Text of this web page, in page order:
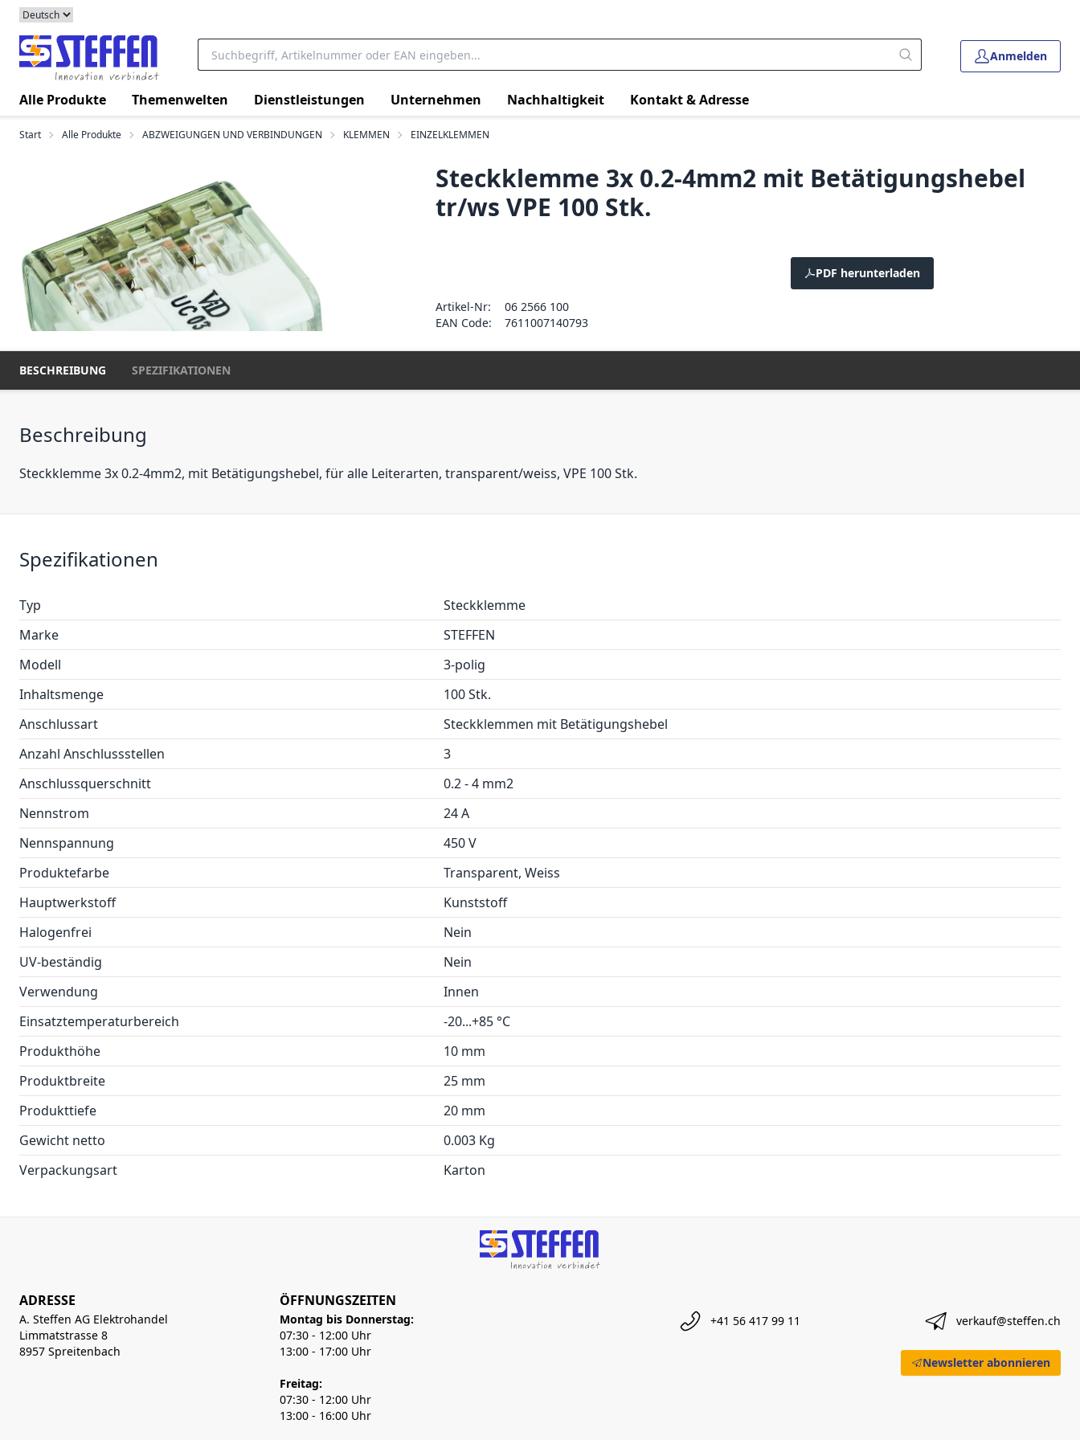
Anmelden
Alle Produkte Themenwelten Dienstleistungen Unternehmen Nachhaltigkeit Kontakt & Adresse
Start Alle Produkte ABZWEIGUNGEN UND VERBINDUNGEN KLEMMEN EINZELKLEMMEN
Steckklemme 3x 0.2-4mm2 mit Betätigungshebel
tr/ws VPE 100 Stk.
PDF herunterladen
Artikel-Nr:
06 2566 100
EAN Code:
7611007140793
BESCHREIBUNG SPEZIFIKATIONEN
Beschreibung
Steckklemme 3x 0.2-4mm2, mit Betätigungshebel, für alle Leiterarten, transparent/weiss, VPE 100 Stk.
Spezifikationen
Typ
Steckklemme
Marke
STEFFEN
Modell
3-polig
Inhaltsmenge
100 Stk.
Anschlussart
Steckklemmen mit Betätigungshebel
Anzahl Anschlussstellen
3
Anschlussquerschnitt
0.2 - 4 mm2
Nennstrom
24 A
Nennspannung
450 V
Produktefarbe
Transparent, Weiss
Hauptwerkstoff
Kunststoff
Halogenfrei
Nein
UV-beständig
Nein
Verwendung
Innen
Einsatztemperaturbereich
-20...+85 °C
Produkthöhe
10 mm
Produktbreite
25 mm
Produkttiefe
20 mm
Gewicht netto
0.003 Kg
Verpackungsart
Karton
ADRESSE
A. Steffen AG Elektrohandel
Limmatstrasse 8
8957 Spreitenbach
ÖFFNUNGSZEITEN
Montag bis Donnerstag:
07:30 - 12:00 Uhr
13:00 - 17:00 Uhr
Freitag:
07:30 - 12:00 Uhr
13:00 - 16:00 Uhr
+41 56 417 99 11 verkauf@steffen.ch
Newsletter abonnieren